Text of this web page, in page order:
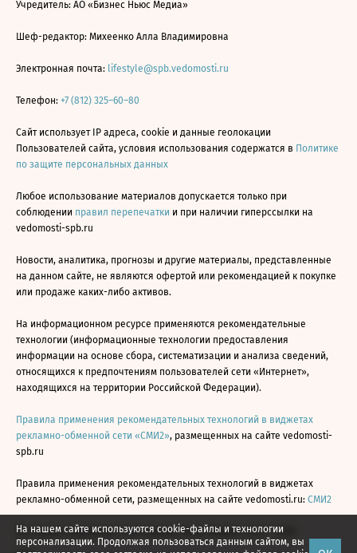
На нашем сайте используются cookie-файлы и технологии
персонализации. Продолжая пользоваться данным сайтом, вы
Учредитель: АО «Бизнес Ньюс Медиа»
Шеф-редактор: Михеенко Алла Владимировна
Электронная почта: lifestyle@spb.vedomosti.ru
Телефон: +7 (812) 325–60–80
Сайт использует IP адреса, cookie и данные геолокации
Пользователей сайта, условия использования содержатся в Политике
по защите персональных данных
Любое использование материалов допускается только при
соблюдении правил перепечатки и при наличии гиперссылки на
vedomosti-spb.ru
Новости, аналитика, прогнозы и другие материалы, представленные
на данном сайте, не являются офертой или рекомендацией к покупке
или продаже каких-либо активов.
На информационном ресурсе применяются рекомендательные
технологии (информационные технологии предоставления
информации на основе сбора, систематизации и анализа сведений,
относящихся к предпочтениям пользователей сети «Интернет»,
находящихся на территории Российской Федерации).
Правила применения рекомендательных технологий в виджетах
рекламно-обменной сети «СМИ2», размещенных на сайте vedomosti-
spb.ru
Правила применения рекомендательных технологий в виджетах
рекламно-обменной сети, размещенных на сайте vedomosti.ru: СМИ2
Все права защищены © АО «Бизнес Ньюс Медиа», 2024 - 2026